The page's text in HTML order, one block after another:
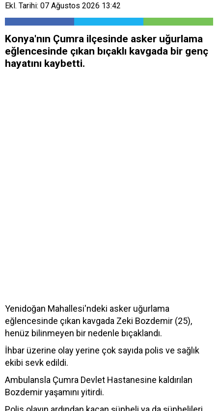
Ekl. Tarihi: 07 Ağustos 2026 13:42
Konya'nın Çumra ilçesinde asker uğurlama
eğlencesinde çıkan bıçaklı kavgada bir genç
hayatını kaybetti.
Yenidoğan Mahallesi'ndeki asker uğurlama
eğlencesinde çıkan kavgada Zeki Bozdemir (25),
henüz bilinmeyen bir nedenle bıçaklandı.
İhbar üzerine olay yerine çok sayıda polis ve sağlık
ekibi sevk edildi.
Ambulansla Çumra Devlet Hastanesine kaldırılan
Bozdemir yaşamını yitirdi.